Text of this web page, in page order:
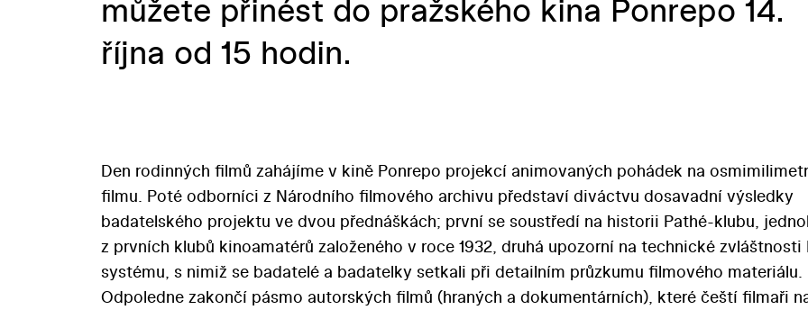
můžete přinést do pražského kina Ponrepo 14.
října od 15 hodin.
Den rodinných filmů zahájíme v kině Ponrepo projekcí animovaných pohádek na
filmu. Poté odborníci z Národního filmového archivu představí diváctvu dosavadní výsledky
badatelského projektu ve dvou přednáškách; první se soustředí na historii Pathé-klubu,
z prvních klubů kinoamatérů založeného v roce 1932, druhá upozorní na technické zvláštnosti
systému, s nimiž se badatelé a badatelky setkali při detailním průzkumu filmového materiálu.
Odpoledne zakončí pásmo autorských filmů (hraných a dokumentárních), které čeští filmaři